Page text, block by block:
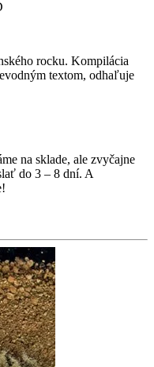
rocku. Kompilácia
textom, odhaľuje
na sklade, ale zvyčajne
do 3 – 8 dní. A